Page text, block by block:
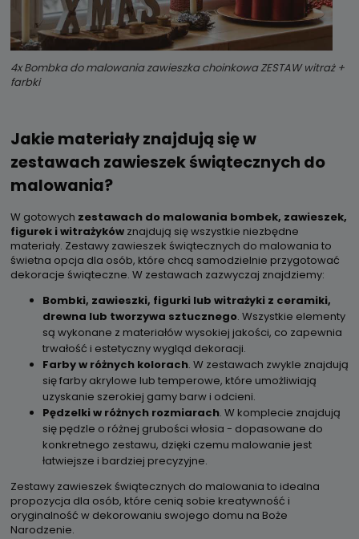
4x Bombka do malowania zawieszka choinkowa ZESTAW witraż +
farbki
Jakie materiały znajdują się w
zestawach zawieszek świątecznych do
malowania?
W gotowych zestawach do malowania bombek, zawieszek,
figurek i witrażyków znajdują się wszystkie niezbędne
materiały. Zestawy zawieszek świątecznych do malowania to
świetna opcja dla osób, które chcą samodzielnie przygotować
dekoracje świąteczne. W zestawach zazwyczaj znajdziemy:
Bombki, zawieszki, figurki lub witrażyki z ceramiki,
drewna lub tworzywa sztucznego. Wszystkie elementy
są wykonane z materiałów wysokiej jakości, co zapewnia
trwałość i estetyczny wygląd dekoracji.
Farby w różnych kolorach. W zestawach zwykle znajdują
się farby akrylowe lub temperowe, które umożliwiają
uzyskanie szerokiej gamy barw i odcieni.
Pędzelki w różnych rozmiarach. W komplecie znajdują
się pędzle o różnej grubości włosia - dopasowane do
konkretnego zestawu, dzięki czemu malowanie jest
łatwiejsze i bardziej precyzyjne.
Zestawy zawieszek świątecznych do malowania to idealna
propozycja dla osób, które cenią sobie kreatywność i
oryginalność w dekorowaniu swojego domu na Boże
Narodzenie.